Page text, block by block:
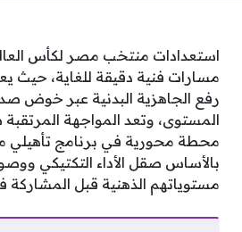
مسارات فنية دقيقة للغاية، حيث
رفع الجاهزية البدنية عبر خوض
المستوى، وتعد المواجهة
محطة محورية في برنامج
بالأساس صقل الأداء التكتيكي
مستوياتهم الذهنية قبل المشاركة